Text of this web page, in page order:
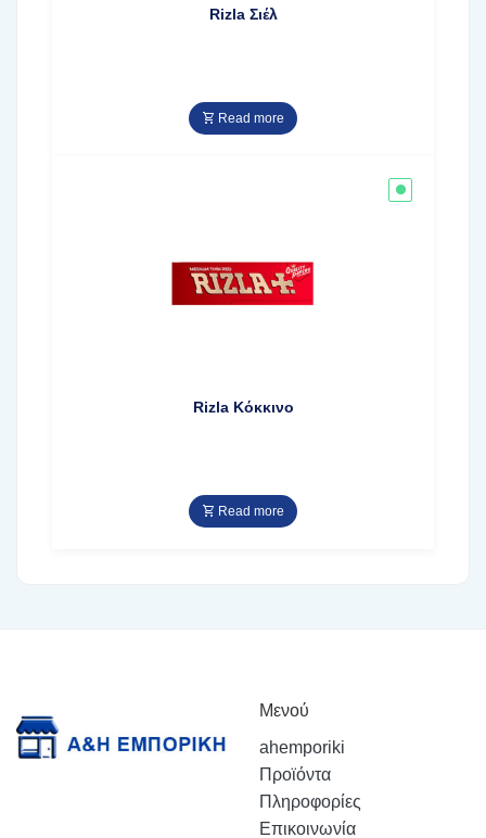
Rizla Σιέλ
Read more
Rizla Κόκκινο
Read more
Μενού
ahemporiki
Προϊόντα
Πληροφορίες
Επικοινωνία